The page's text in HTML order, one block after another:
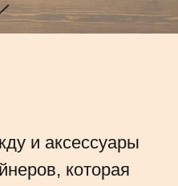
и аксессуары
которая